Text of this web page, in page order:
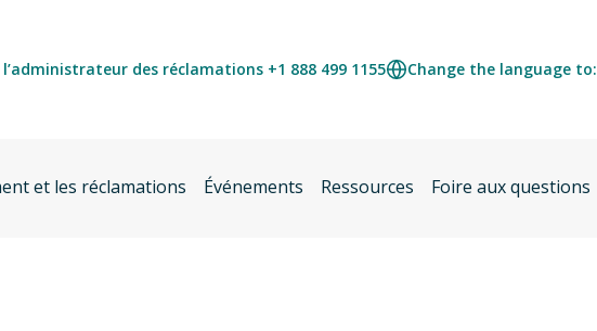
des réclamations +1 888 499 1155 Change the language to:
et les réclamations Événements Ressources Foire aux questions